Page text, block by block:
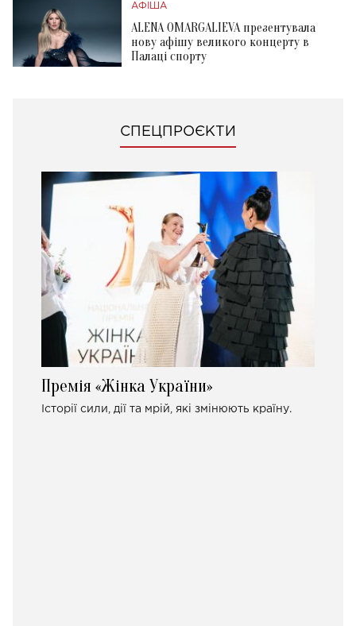
АФІША
ALENA OMARGALIEVA презентувала
нову афішу великого концерту в
Палаці спорту
СПЕЦПРОЄКТИ
Премія «Жінка України»
Історії сили, дії та мрій, які змінюють країну.